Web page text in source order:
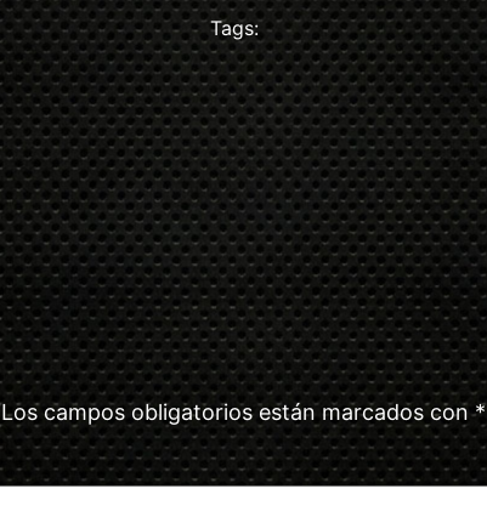
Tags:
Los campos obligatorios están marcados con*